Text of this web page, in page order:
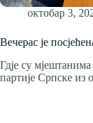
октобар 3,
Вечерас је
Гдје су
партије Српске из